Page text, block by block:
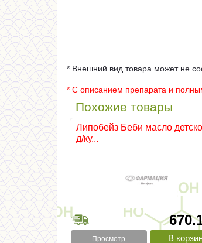
* Внешний вид товара может не
* С описанием препарата и
Похожие товары
Липобейз Беби масло
д/ку...
Просмотр